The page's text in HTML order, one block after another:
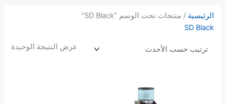
الرئيسية / منتجات تحت الوسم “SD Black”
SD Black
عرض النتيجة الوحيدة